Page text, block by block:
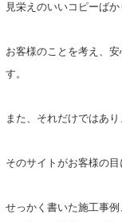
見栄えのいいコピーば
お客様のことを考え、
す。
また、それだけではあり
そのサイトがお客様の
せっかく書いた施工事